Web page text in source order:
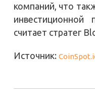
компаний, что
инвестиционной
считает стратег
Источник: